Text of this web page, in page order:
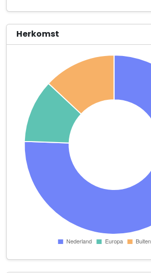
Maatschap I.R. Ploumen
Maison Montagne B.V.
Parc Imstenrade 122
Mann Holding B.V.
Zandweg 179
Nijland Marketing
Orionsingel 6
pedicure Ria Post
Maaierhof 2
Pedicure Salon Dinte
Peels Holding B.V.
Ruth Firststraat 21
Herkomst